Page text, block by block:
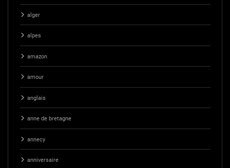
alger
alpes
amazon
amour
anglais
anne de bretagne
annecy
anniversaire